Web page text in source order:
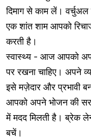
दिमाग से काम लें।
एक शांत शाम आपको
करती है।
स्वास्थ्य - आज आपको
पर रखना चाहिए। अपने
इसे मज़ेदार और प्रभावी
आपको अपने भोजन की
में मदद मिलती है। ब्रेक
बचें।